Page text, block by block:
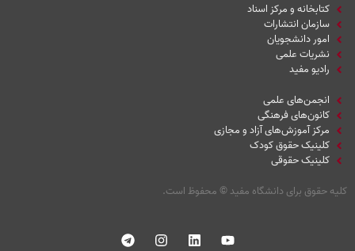
کتابخانه و مرکز اسناد
سازمان انتشارات
امور دانشجویان
نشریات علمی
رادیو مفید
انجمن‌های علمی
کانون‌های فرهنگی
مرکز آموزش‌های آزاد و مجازی
کلینیک حقوق کودک
کلینیک حقوقی
کلیه حقوق برای دانشگاه مفید© محفوظ است.